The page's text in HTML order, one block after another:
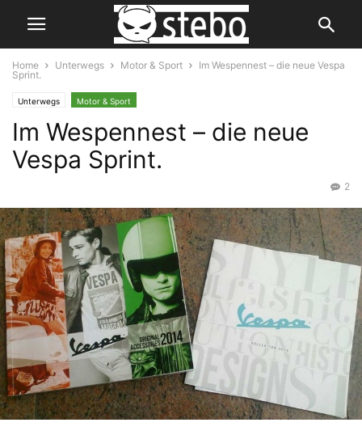
Home Unterwegs Motor & Sport
Im Wespennest – die neue Vespa
Sprint.
Unterwegs Motor & Sport
Im Wespennest – die neue
Vespa Sprint.
2